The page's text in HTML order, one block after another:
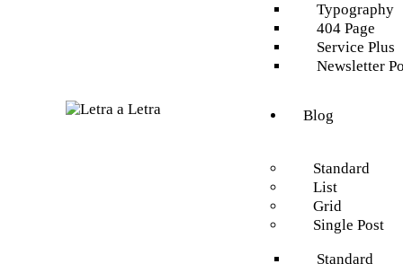
Typography
404 Page
Service Plus
Newsletter
Blog
Standard
List
Grid
Single Post
Standard